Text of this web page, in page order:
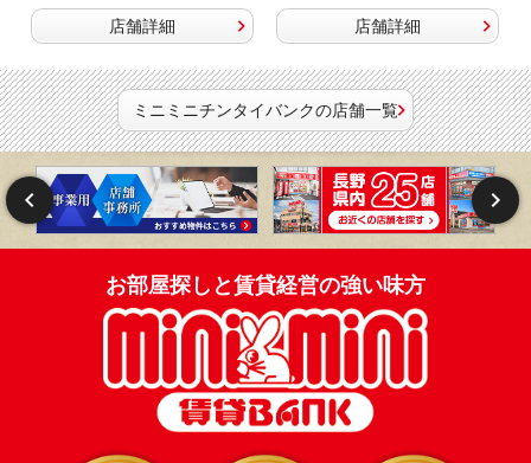
店舗詳細
店舗詳細
ミニミニチンタイバンクの店舗一覧
お部屋探しと賃貸経営の強い味方